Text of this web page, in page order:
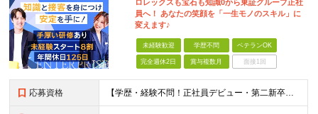
ロレックスも宝石も知識0から東証グループ正社
員へ！ あなたの笑顔を「一生モノのスキル」に
変えます♪
未経験歓迎 学歴不問 ベテランOK
完全週休2日 賞与複数月 面接1回
応募資格 【学歴・経験不問！正社員デビュー・第二新卒大歓迎】 ●必須条件：なし（お人柄重視の採用です！） ＼★こんな方にぴったり★／ ◎人と話すこと、接客が好きな方 ◎新しい知識（ブランド知識など）を学ぶこと